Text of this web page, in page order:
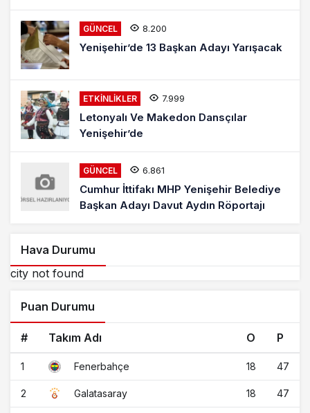
GÜNCEL 8.200
Yenişehir’de 13 Başkan Adayı Yarışacak
ETKINLIKLER 7.999
Letonyalı Ve Makedon Dansçılar
Yenişehir’de
GÜNCEL 6.861
Cumhur İttifakı MHP Yenişehir Belediye
Başkan Adayı Davut Aydın Röportajı
Hava Durumu
city not found
Puan Durumu
# Takım Adı O P
1 Fenerbahçe 18 47
2 Galatasaray 18 47